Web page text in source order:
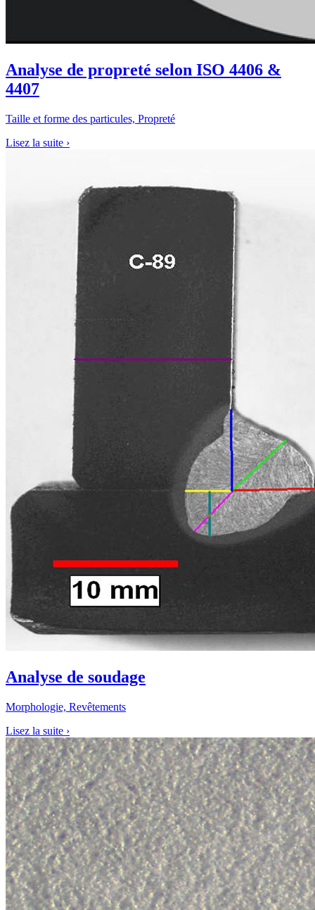
Analyse de propreté selon ISO 4406 &
4407
Taille et forme des particules, Propreté
Lisez la suite ›
Analyse de soudage
Morphologie, Revêtements
Lisez la suite ›